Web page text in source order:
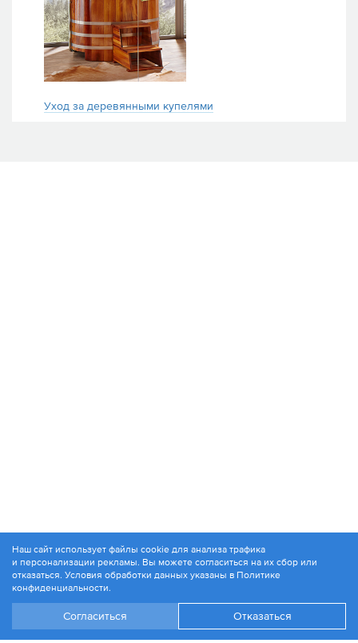
Уход за деревянными купелями
© 1994-2026. ЗАО «Контакт Плюс»
Политика конфиденциальности
Наш сайт использует файлы cookie для анализа трафика
и персонализации рекламы. Вы можете согласиться на их сбор или
отказаться. Условия обработки данных указаны в Политике
конфиденциальности.
Согласиться Отказаться